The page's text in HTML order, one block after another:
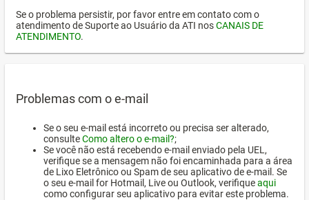
Se o problema persistir, por favor entre em contato com o
atendimento de Suporte ao Usuário da ATI nosCANAIS DE
ATENDIMENTO.
Problemas com o e-mail
Se o seu e-mail está incorreto ou precisa ser alterado,
consulteComo altero o e-mail?;
Se você não está recebendo e-mail enviado pela UEL,
verifique se a mensagem não foi encaminhada para a área
de Lixo Eletrônico ou Spam de seu aplicativo de e-mail. Se
o seu e-mail for Hotmail, Live ou Outlook, verifiqueaqui
como configurar seu aplicativo para evitar este problema.